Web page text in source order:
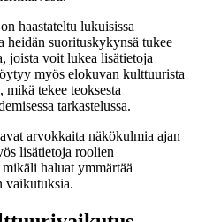
haastateltu lukuisissa
heidän suorituskykynsä tukee
joista voit lukea lisätietoja
myös elokuvan kulttuurista
mikä tekee teoksesta
tarkastelussa.
arvokkaita näkökulmia ajan
lisätietoja roolien
haluat ymmärtää
vaikutuksia.